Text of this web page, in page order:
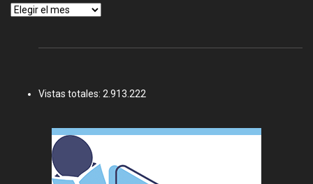
Archivos
Vistas totales: 2.913.222